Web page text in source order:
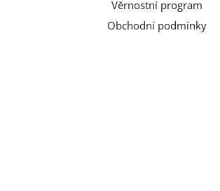
Věrnostní program
Obchodní podmínky